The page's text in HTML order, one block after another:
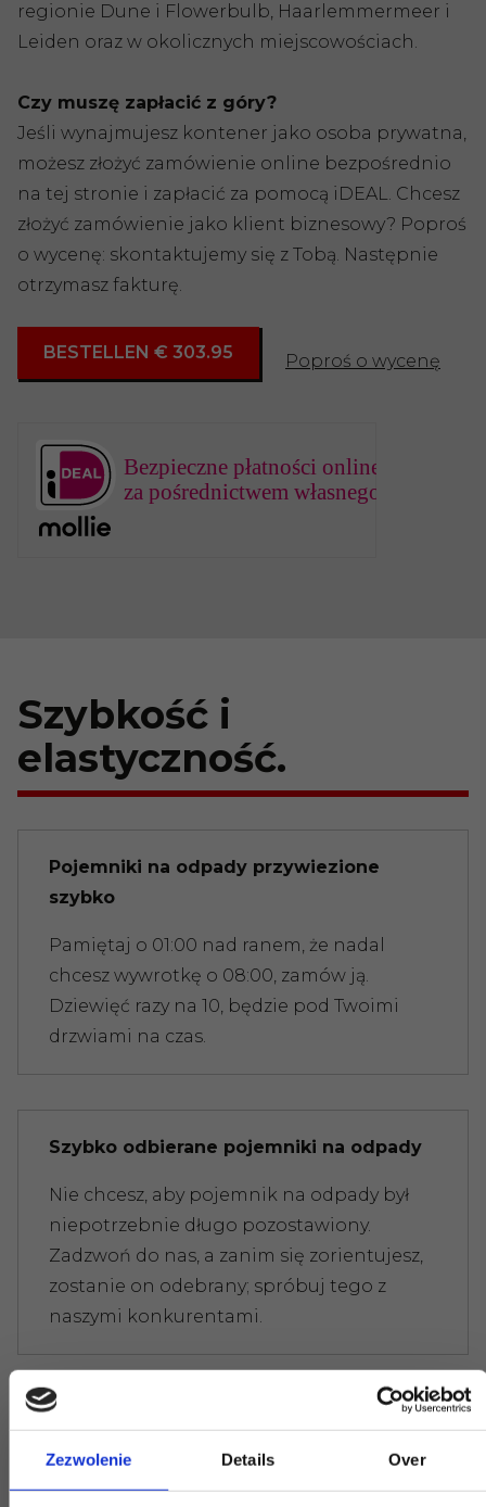
Zezwolenie Details Over
regionie Dune i Flowerbulb, Haarlemmermeer i
Leiden oraz w okolicznych miejscowościach.
Czy muszę zapłacić z góry?
Jeśli wynajmujesz kontener jako osoba prywatna,
możesz złożyć zamówienie online bezpośrednio
na tej stronie i zapłacić za pomocą iDEAL. Chcesz
złożyć zamówienie jako klient biznesowy? Poproś
o wycenę: skontaktujemy się z Tobą. Następnie
otrzymasz fakturę.
BESTELLEN € 303.95 Poproś o wycenę
Bezpieczne płatności online
za pośrednictwem własnego banku
Szybkość i
elastyczność.
Pojemniki na odpady przywiezione
szybko
Pamiętaj o 01:00 nad ranem, że nadal
chcesz wywrotkę o 08:00, zamów ją.
Dziewięć razy na 10, będzie pod Twoimi
drzwiami na czas.
Szybko odbierane pojemniki na odpady
Nie chcesz, aby pojemnik na odpady był
niepotrzebnie długo pozostawiony.
Zadzwoń do nas, a zanim się zorientujesz,
zostanie on odebrany; spróbuj tego z
naszymi konkurentami.
Nie utrudniamy życia